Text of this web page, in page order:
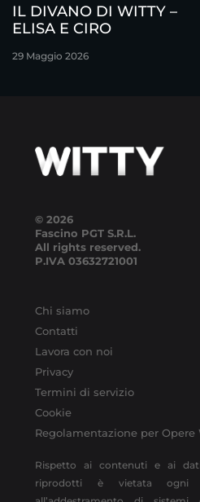
IL DIVANO DI WITTY –
ELISA E CIRO
29 Maggio 2026
© 2026
Fascino PGT S.R.L.
All rights reserved.
P.IVA 03632721001
Chi siamo
Contatti
Lavora con noi
Privacy
Termini di servizio
Cookie
Regolamentazione per Opere
Rispetto ai contenuti e ai
riprodotti è vietata ogni